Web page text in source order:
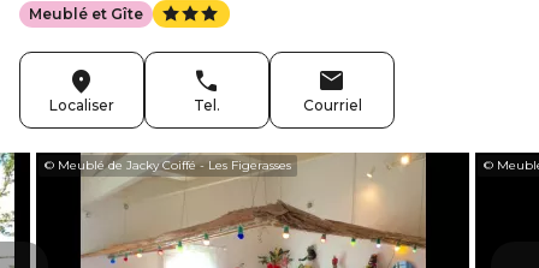
Meublé et Gîte
Localiser Tel. Courriel
© Meublé de Jacky Coiffé - Les Figerasses ©